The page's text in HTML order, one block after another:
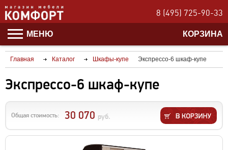
8 (495) 725-90-33
МЕНЮ КОРЗИНА
Главная Каталог Шкафы-купе Экспрессо-6 шкаф-купе
Экспрессо-6 шкаф-купе
Общая стоимость: 30 070 руб.